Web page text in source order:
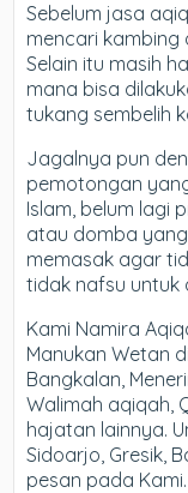
Sebelum jasa
mencari kambing
Selain itu masih
mana bisa
tukang sembelih
Jagalnya pun
pemotongan
Islam, belum lagi
atau domba
memasak agar
tidak nafsu untuk
Kami Namira
Manukan Wetan
Bangkalan,
Walimah aqiqah,
hajatan lainnya.
Sidoarjo, Gresik,
pesan pada Kami.